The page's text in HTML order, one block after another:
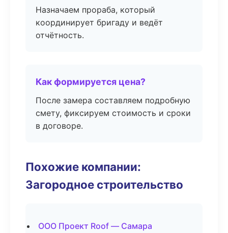
Назначаем прораба, который
координирует бригаду и ведёт
отчётность.
Как формируется цена?
После замера составляем подробную
смету, фиксируем стоимость и сроки
в договоре.
Похожие компании:
Загородное строительство
ООО Проект Roof — Самара